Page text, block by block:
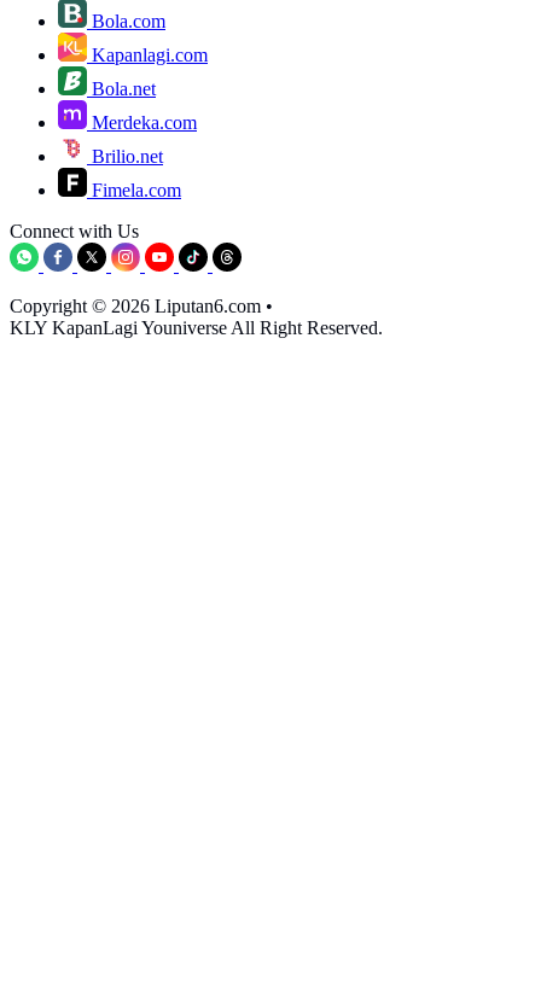
Bola.com
Kapanlagi.com
Bola.net
Merdeka.com
Brilio.net
Fimela.com
Connect with Us
Copyright © 2026 Liputan6.com •
KLY KapanLagi Youniverse All Right Reserved.